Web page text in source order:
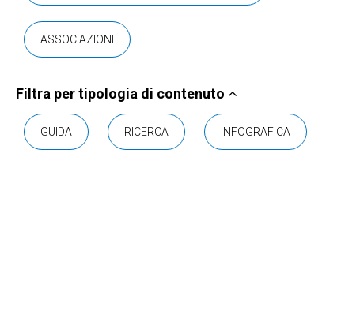
ASSOCIAZIONI
Filtra per tipologia di contenuto
GUIDA RICERCA INFOGRAFICA